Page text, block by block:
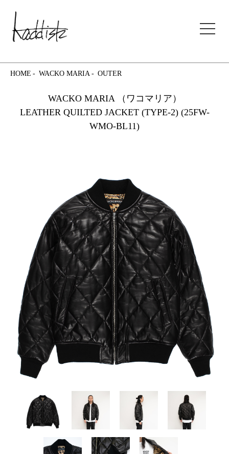
kaddish development store
HOME WACKO MARIA OUTER
WACKO MARIA （ワコマリア）
LEATHER QUILTED JACKET (TYPE-2) (25FW-
WMO-BL11)